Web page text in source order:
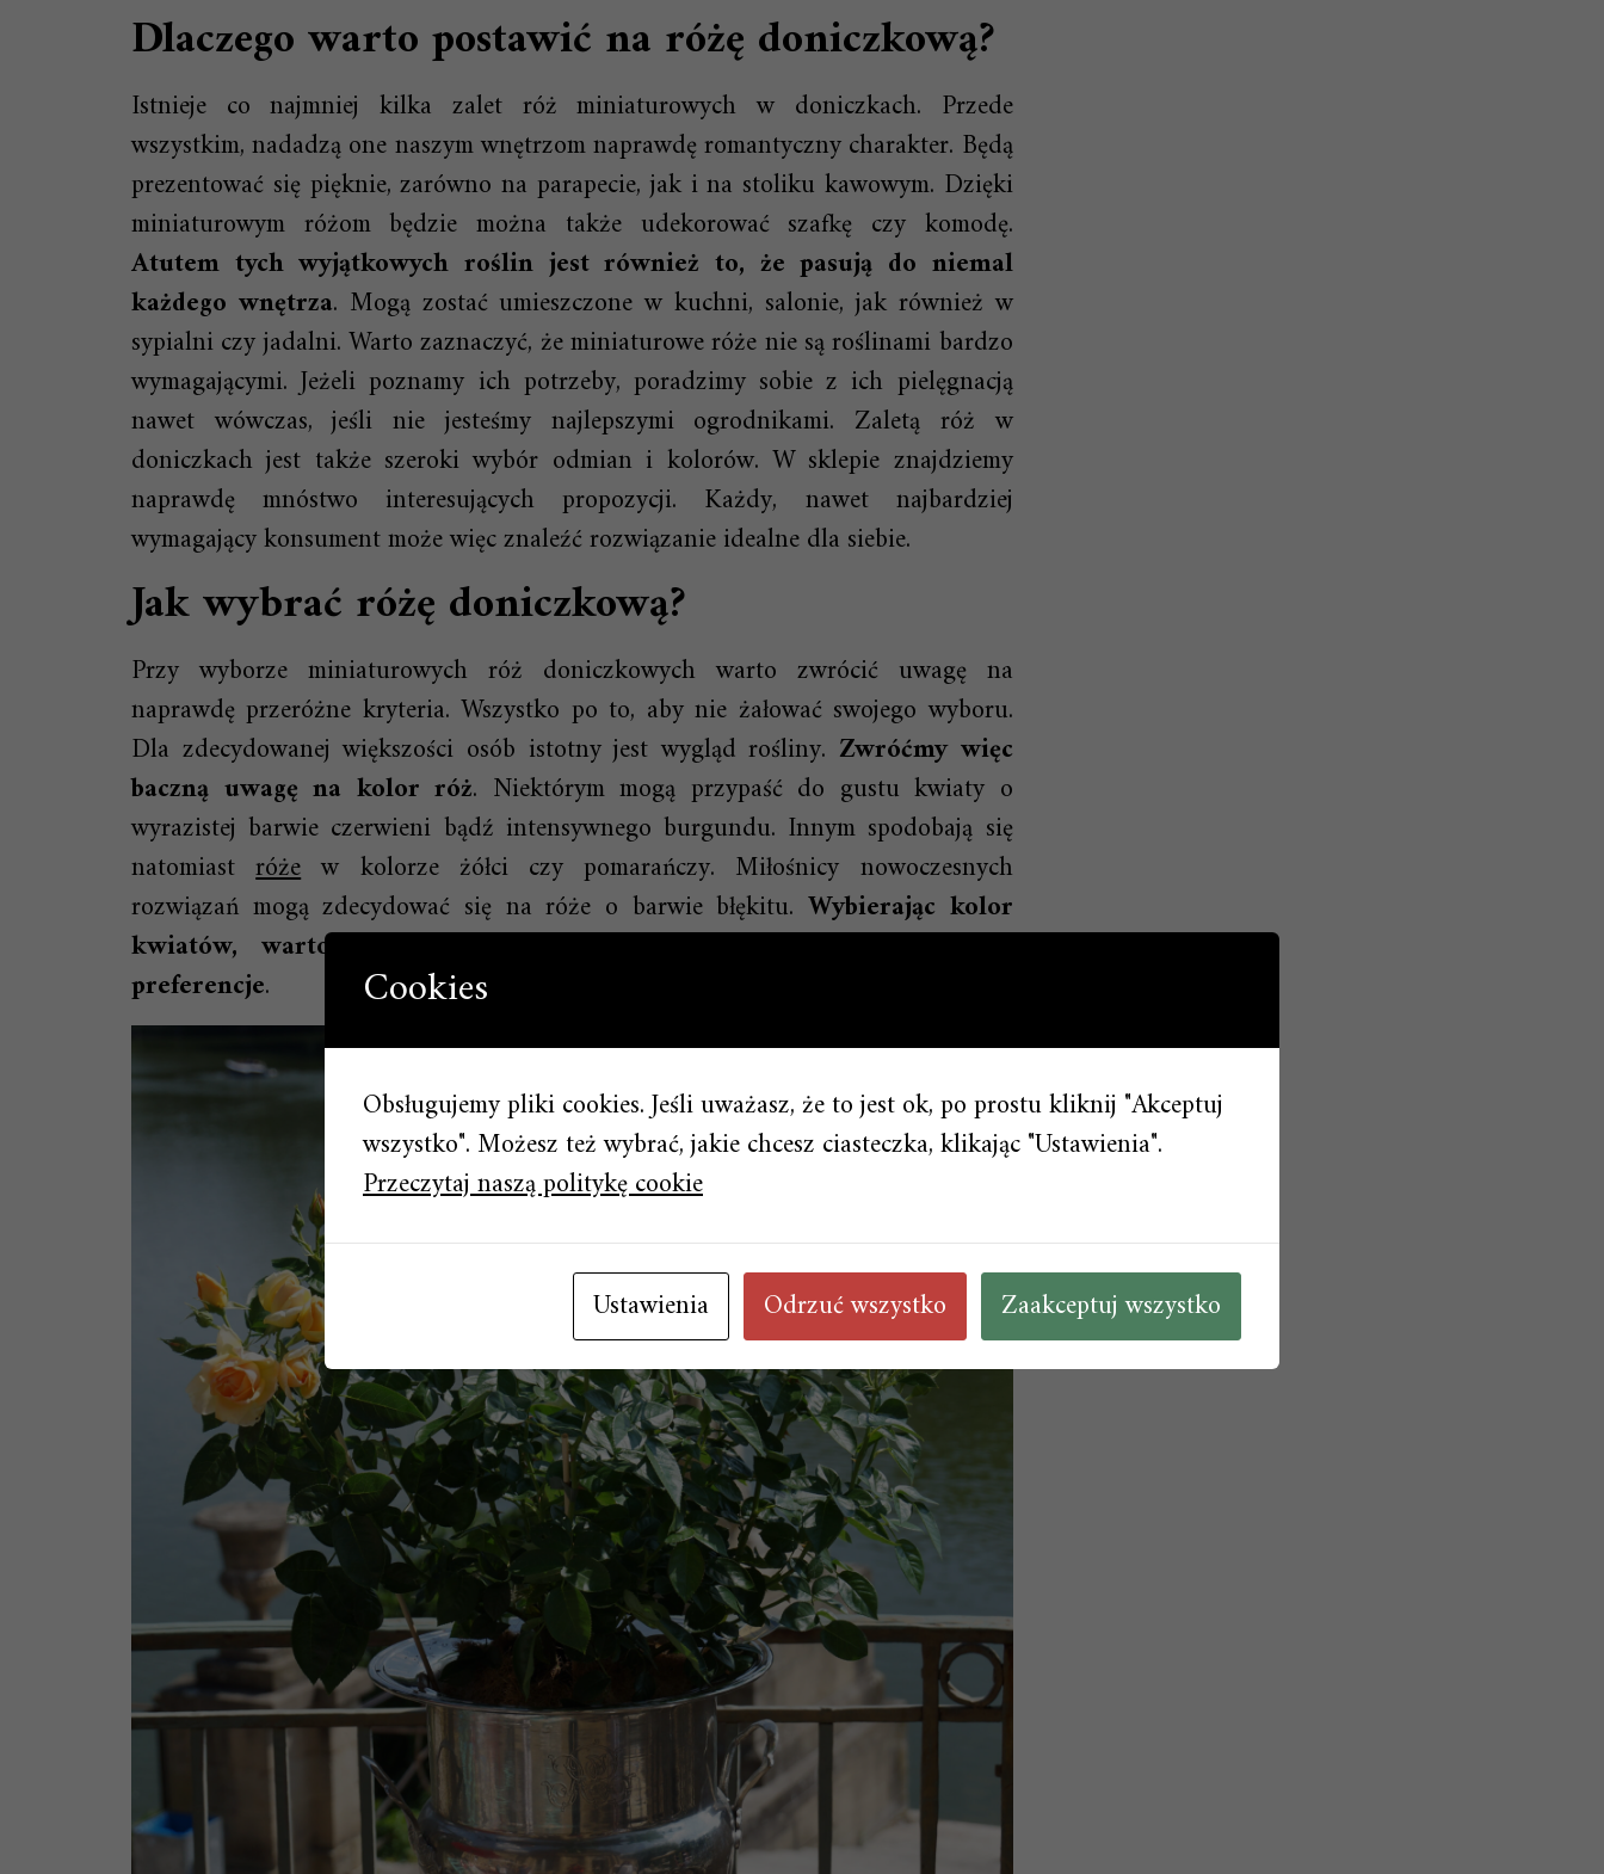
Dlaczego warto postawić na różę doniczkową?
Istnieje co najmniej kilka zalet róż miniaturowych w doniczkach. Przede
wszystkim, nadadzą one naszym wnętrzom naprawdę romantyczny charakter. Będą
prezentować się pięknie, zarówno na parapecie, jak i na stoliku kawowym. Dzięki
miniaturowym różom będzie można także udekorować szafkę czy komodę.
Atutem tych wyjątkowych roślin jest również to, że pasują do niemal
każdego wnętrza. Mogą zostać umieszczone w kuchni, salonie, jak również w
sypialni czy jadalni. Warto zaznaczyć, że miniaturowe róże nie są roślinami bardzo
wymagającymi. Jeżeli poznamy ich potrzeby, poradzimy sobie z ich pielęgnacją
nawet wówczas, jeśli nie jesteśmy najlepszymi ogrodnikami. Zaletą róż w
doniczkach jest także szeroki wybór odmian i kolorów. W sklepie znajdziemy
naprawdę mnóstwo interesujących propozycji. Każdy, nawet najbardziej
wymagający konsument może więc znaleźć rozwiązanie idealne dla siebie.
Jak wybrać różę doniczkową?
Przy wyborze miniaturowych róż doniczkowych warto zwrócić uwagę na
naprawdę przeróżne kryteria. Wszystko po to, aby nie żałować swojego wyboru.
Dla zdecydowanej większości osób istotny jest wygląd rośliny. Zwróćmy więc
baczną uwagę na kolor róż. Niektórym mogą przypaść do gustu kwiaty o
wyrazistej barwie czerwieni bądź intensywnego burgundu. Innym spodobają się
natomiastróże w kolorze żółci czy pomarańczy. Miłośnicy nowoczesnych
rozwiązań mogą zdecydować się na róże o barwie błękitu. Wybierając kolor
kwiatów, warto brać pod uwagę przede wszystkim swoje własne
preferencje. Cookies
Obsługujemy pliki cookies. Jeśli uważasz, że to jest ok, po prostu kliknij "Akceptuj
wszystko". Możesz też wybrać, jakie chcesz ciasteczka, klikając "Ustawienia".
Przeczytaj naszą politykę cookie
Ustawienia Odrzuć wszystko Zaakceptuj wszystko